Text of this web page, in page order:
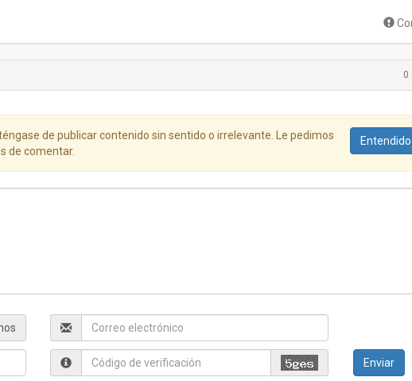
0
Entendido
de publicar contenido sin sentido o irrelevante. Le pedimos
de comentar.